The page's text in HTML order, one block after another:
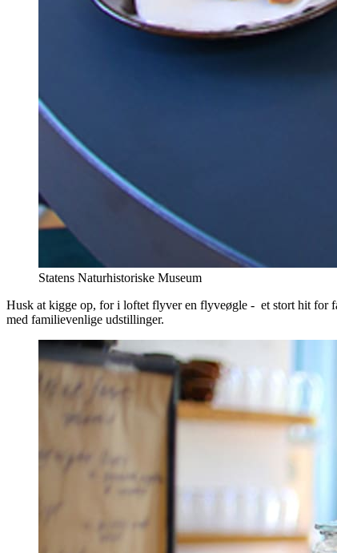
Statens Naturhistoriske Museum
Husk at kigge op, for i loftet flyver en flyveøgle - et stort hit for
med familievenlige udstillinger.